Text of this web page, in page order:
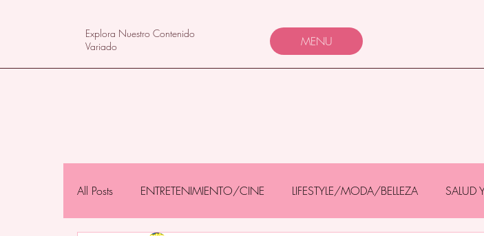
Explora Nuestro Contenido
Variado
MENU
All Posts ENTRETENIMIENTO/CINE LIFESTYLE/MODA/BELLEZA SALUD